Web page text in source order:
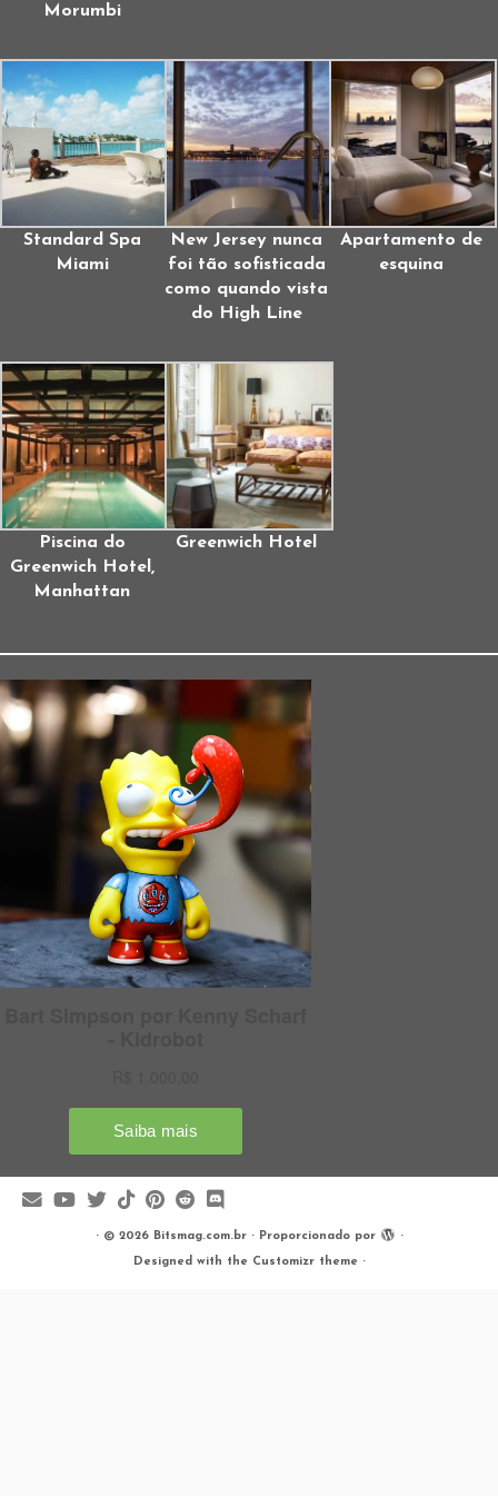
Morumbi
Standard Spa
Miami
New Jersey nunca
foi tão sofisticada
como quando vista
do High Line
Apartamento de
esquina
Piscina do
Greenwich Hotel,
Manhattan
Greenwich Hotel
· © 2026 Bitsmag.com.br· Proporcionado por ·
Designed with the Customizr theme ·